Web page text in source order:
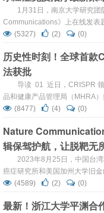
基因治疗、疾病防治、动植物...
1月31日，南京大学研究团
Communications》上在线发表
derived nanovesicles carrying
cancer immunotherapy”的研究
(5327) (2) (0)
历史性时刻！全球首款
法获批
导读 01 近日，CRISPR
品和健康产品管理局（MHRA
编辑疗法 Casgevy（exa-cel）
者，以及无法获得人类白细胞
移植治疗的输血依...
(8477) (4) (0)
Nature
辑保驾护航，让脱靶无
2023年8月25日，中国台
癌症研究所和美国加州大学旧
Nature Communications上发表
图谱）技术检测CRISPR-Cas9
(4589) (2) (0)
最新！浙江大学平渊合